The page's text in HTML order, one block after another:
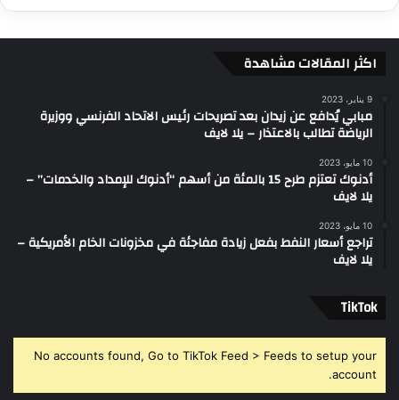
اكثر المقالات مشاهدة
9 يناير، 2023
مبابي يُدافع عن زيدان بعد تصريحات رئيس الاتحاد الفرنسي ووزيرة
الرياضة تطالب بالاعتذار – يلا لايف
10 مايو، 2023
أدنوك تعتزم طرح 15 بالمئة من أسهم “أدنوك للإمداد والخدمات” –
يلا لايف
10 مايو، 2023
تراجع أسعار النفط بفعل زيادة مفاجئة في مخزونات الخام الأمريكية –
يلا لايف
‫TikTok
No accounts found, Go to TikTok Feed > Feeds to setup your
account.